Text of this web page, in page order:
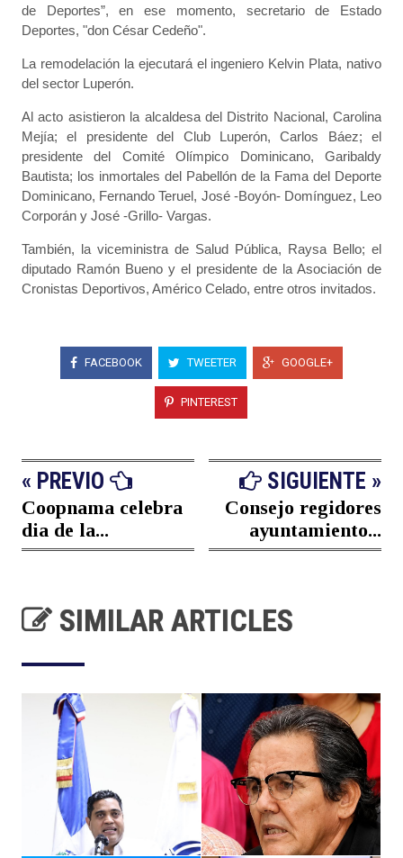
de Deportes”, en ese momento, secretario de Estado
Deportes, "don César Cedeño".
La remodelación la ejecutará el ingeniero Kelvin Plata, nativo
del sector Luperón.
Al acto asistieron la alcaldesa del Distrito Nacional, Carolina
Mejía; el presidente del Club Luperón, Carlos Báez; el
presidente del Comité Olímpico Dominicano, Garibaldy
Bautista; los inmortales del Pabellón de la Fama del Deporte
Dominicano, Fernando Teruel, José -Boyón- Domínguez, Leo
Corporán y José -Grillo- Vargas.
También, la viceministra de Salud Pública, Raysa Bello; el
diputado Ramón Bueno y el presidente de la Asociación de
Cronistas Deportivos, Américo Celado, entre otros invitados.
FACEBOOK TWEETER GOOGLE+
PINTEREST
« PREVIO
Coopnama celebra
dia de la...
SIGUIENTE »
Consejo regidores
ayuntamiento...
SIMILAR ARTICLES